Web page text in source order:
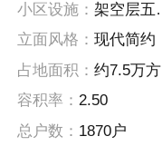
小区设施：架空层五大泛会所，八大主题花园景观
立面风格：现代简约
占地面积：约7.5万方
容积率：2.50
总户数： 1870户